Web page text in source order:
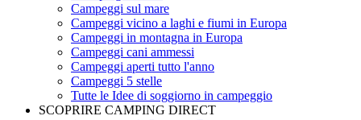
Campeggi sul mare
Campeggi vicino a laghi e fiumi in Europa
Campeggi in montagna in Europa
Campeggi cani ammessi
Campeggi aperti tutto l'anno
Campeggi 5 stelle
Tutte le Idee di soggiorno in campeggio
SCOPRIRE CAMPING DIRECT